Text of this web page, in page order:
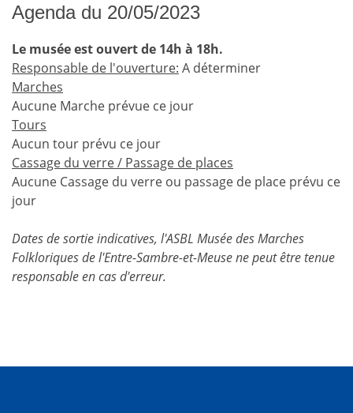
Agenda du 20/05/2023
Le musée est ouvert de 14h à 18h.
Responsable de l'ouverture: A déterminer
Marches
Aucune Marche prévue ce jour
Tours
Aucun tour prévu ce jour
Cassage du verre / Passage de places
Aucune Cassage du verre ou passage de place prévu ce
jour
Dates de sortie indicatives, l'ASBL Musée des Marches
Folkloriques de l'Entre-Sambre-et-Meuse ne peut être tenue
responsable en cas d'erreur.